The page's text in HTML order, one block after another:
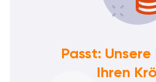
Passt: Unsere
Ihren